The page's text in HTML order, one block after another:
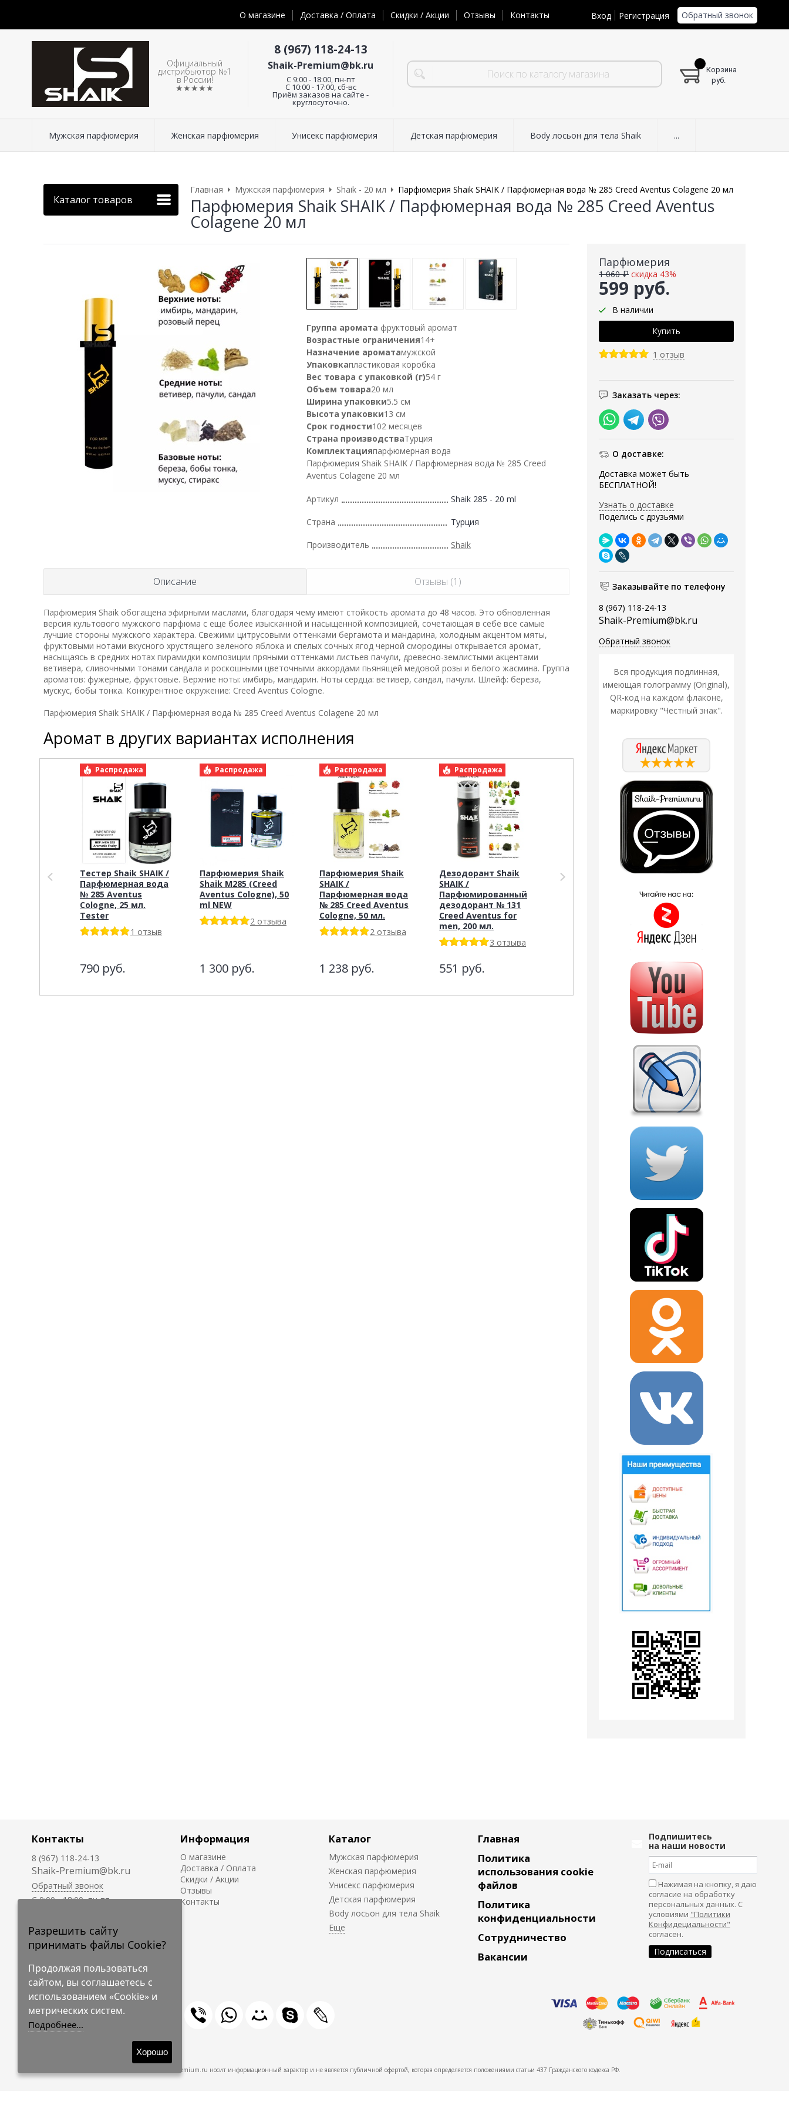
О магазине Доставка / Оплата Скидки / Акции Отзывы Контакты Вход Регистрация Обратный звонок
Официальный
дистрибьютор №1
в России!
★★★★★
8 (967) 118-24-13
Shaik-Premium@bk.ru
C 9:00 - 18:00, пн-пт
С 10:00 - 17:00, сб-вс
Приём заказов на сайте -
круглосуточно.
Корзина
руб.
Мужская парфюмерия Женская парфюмерия Унисекс парфюмерия Детская парфюмерия Body лосьон для тела Shaik ...
Каталог товаров
Главная Мужская парфюмерия Shaik - 20 мл Парфюмерия Shaik SHAIK / Парфюмерная вода № 285 Creed Aventus Colagene 20 мл
Парфюмерия Shaik SHAIK / Парфюмерная вода № 285 Creed Aventus
Colagene 20 мл
Парфюмерия
599 руб.
1 060 ₽ скидка 43%
В наличии
1 отзыв
Заказать через:
О доставке:
Доставка может быть
БЕСПЛАТНОЙ!
Узнать о доставке
Поделись с друзьями
Заказывайте по телефону
8 (967) 118-24-13
Shaik-Premium@bk.ru
Обратный звонок
Вся продукция подлинная,
имеющая голограмму (Original),
QR-код на каждом флаконе,
маркировку "Честный знак".
Группа аромата фруктовый аромат
Возрастные ограничения14+
Назначение ароматамужской
Упаковкапластиковая коробка
Вес товара с упаковкой (г)54 г
Объем товара20 мл
Ширина упаковки5.5 см
Высота упаковки13 см
Срок годности102 месяцев
Страна производстваТурция
Комплектацияпарфюмерная вода
Парфюмерия Shaik SHAIK / Парфюмерная вода № 285 Creed
Aventus Colagene 20 мл
Артикул Shaik 285 - 20 ml
Страна Турция
Производитель Shaik
Описание Отзывы (1)
Парфюмерия Shaik обогащена эфирными маслами, благодаря чему имеют стойкость аромата до 48 часов. Это обновленная
версия культового мужского парфюма с еще более изысканной и насыщенной композицией, сочетающая в себе все самые
лучшие стороны мужского характера. Свежими цитрусовыми оттенками бергамота и мандарина, холодным акцентом мяты,
фруктовыми нотами вкусного хрустящего зеленого яблока и спелых сочных ягод черной смородины открывается аромат,
насыщаясь в средних нотах пирамидки композиции пряными оттенками листьев пачули, древесно-землистыми акцентами
ветивера, сливочными тонами сандала и роскошными цветочными аккордами пьянящей медовой розы и белого жасмина. Группа
ароматов: фужерные, фруктовые. Верхние ноты: имбирь, мандарин. Ноты сердца: ветивер, сандал, пачули. Шлейф: береза,
мускус, бобы тонка. Конкурентное окружение: Creed Aventus Cologne.
Парфюмерия Shaik SHAIK / Парфюмерная вода № 285 Creed Aventus Colagene 20 мл
Аромат в других вариантах исполнения
Распродажа
Тестер Shaik SHAIK /
Парфюмерная вода
№ 285 Aventus
Cologne, 25 мл.
Tester
1 отзыв
790 руб.
Распродажа
Парфюмерия Shaik
Shaik M285 (Creed
Aventus Cologne), 50
ml NEW
2 отзыва
1 300 руб.
Распродажа
Парфюмерия Shaik
SHAIK /
Парфюмерная вода
№ 285 Creed Aventus
Cologne, 50 мл.
2 отзыва
1 238 руб.
Распродажа
Дезодорант Shaik
SHAIK /
Парфюмированный
дезодорант № 131
Creed Aventus for
men, 200 мл.
3 отзыва
551 руб.
Распродажа
Парфюмерия
Sevaverek Sevaverek
2 отзыва
Распродажа
Парфюмерия Shaik
Парфюмерная вода
Creed Aventus, 50 мл.
2 418
Контакты
8 (967) 118-24-13
Shaik-Premium@bk.ru
Обратный звонок
C 9:00 - 18:00, пн-пт
круглосуточно.
Информация
О магазине
Доставка / Оплата
Скидки / Акции
Отзывы
Контакты
Каталог
Мужская парфюмерия
Женская парфюмерия
Унисекс парфюмерия
Детская парфюмерия
Body лосьон для тела Shaik
Главная
Политика
использования cookie
файлов
Политика
конфиденциальности
Сотрудничество
Вакансии
Подпишитесь
на наши новости
Нажимая на кнопку, я даю
согласие на обработку
персональных данных. С
условиями "Политики
Конфидециальности"
согласен.
© 2009-2026 Shaik-Premium
Shaik-Premium.ru носит информационный характер и не является публичной офертой, которая определяется положениями статьи 437 Гражданского кодекса РФ.
Разрешить сайту
принимать файлы Cookie?
Продолжая пользоваться
сайтом, вы соглашаетесь с
использованием «Cookie» и
метрических систем.
Подробнее...
Хорошо